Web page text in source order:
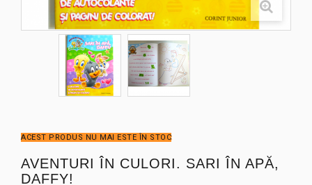
ACEST PRODUS NU MAI ESTE ÎN STOC
AVENTURI ÎN CULORI. SARI ÎN APĂ,
DAFFY!